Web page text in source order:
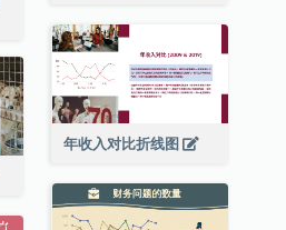
年收入对比折线图